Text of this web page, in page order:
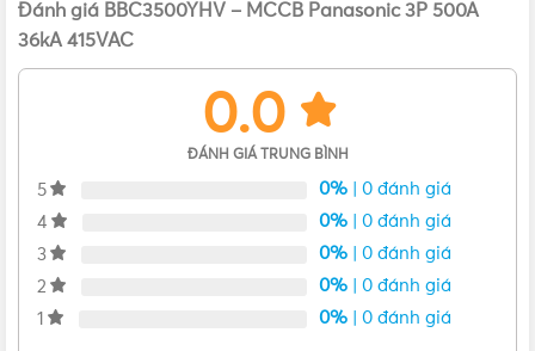
Bản vẽ kích thước của MCCB Panasonic BBC3500YHV 3P
Đặc điểm nổi bật của cầu dao BBC3500YHV
Đánh giá BBC3500YHV – MCCB Panasonic 3P 500A
36kA 415VAC
0.0
ĐÁNH GIÁ TRUNG BÌNH
5 0% | 0 đánh giá
4
0% | 0 đánh giá
3
0% | 0 đánh giá
2
0% | 0 đánh giá
1
0% | 0 đánh giá